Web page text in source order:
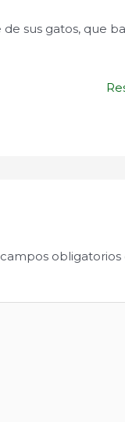
sus gatos, que
campos obligatorios